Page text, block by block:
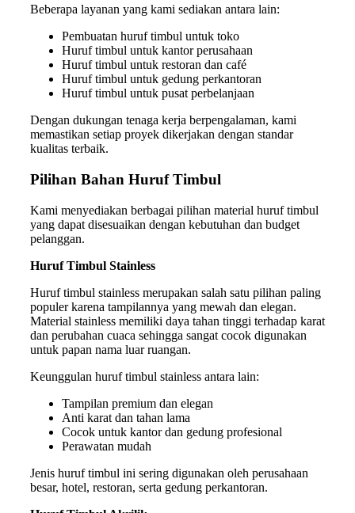
Beberapa layanan yang kami sediakan antara lain:
Pembuatan huruf timbul untuk toko
Huruf timbul untuk kantor perusahaan
Huruf timbul untuk restoran dan café
Huruf timbul untuk gedung perkantoran
Huruf timbul untuk pusat perbelanjaan
Dengan dukungan tenaga kerja berpengalaman, kami
memastikan setiap proyek dikerjakan dengan standar
kualitas terbaik.
Pilihan Bahan Huruf Timbul
Kami menyediakan berbagai pilihan material huruf timbul
yang dapat disesuaikan dengan kebutuhan dan budget
pelanggan.
Huruf Timbul Stainless
Huruf timbul stainless merupakan salah satu pilihan paling
populer karena tampilannya yang mewah dan elegan.
Material stainless memiliki daya tahan tinggi terhadap karat
dan perubahan cuaca sehingga sangat cocok digunakan
untuk papan nama luar ruangan.
Keunggulan huruf timbul stainless antara lain:
Tampilan premium dan elegan
Anti karat dan tahan lama
Cocok untuk kantor dan gedung profesional
Perawatan mudah
Jenis huruf timbul ini sering digunakan oleh perusahaan
besar, hotel, restoran, serta gedung perkantoran.